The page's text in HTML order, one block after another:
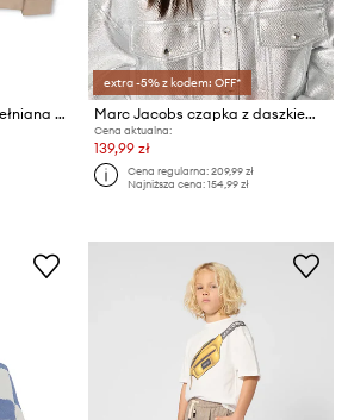
Marc Jacobs bluza bawełniana dziecięca
extra -5% z kodem: OFF*
Marc Jacobs czapka z daszkiem bawełniana dziecięca
Cena aktualna:
139,99 zł
Cena regularna:209,99 zł
Najniższa cena:154,99 zł